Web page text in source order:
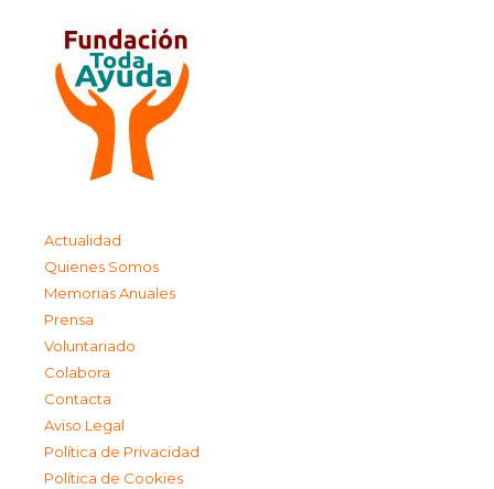
Actualidad
Quienes Somos
Memorias Anuales
Prensa
Voluntariado
Colabora
Contacta
Aviso Legal
Política de Privacidad
Política de Cookies